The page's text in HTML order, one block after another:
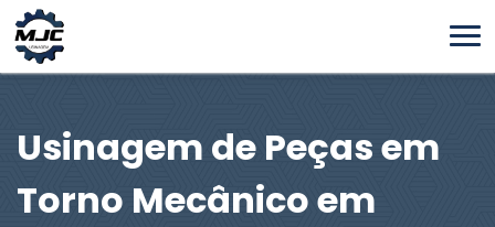
Usinagem de Peças em
Torno Mecânico em